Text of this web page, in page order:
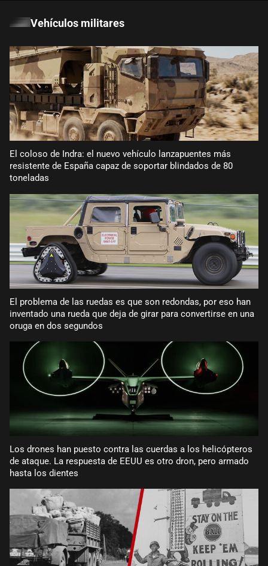
Vehículos militares
El coloso de Indra: el nuevo vehículo lanzapuentes más
resistente de España capaz de soportar blindados de 80
toneladas
El problema de las ruedas es que son redondas, por eso han
inventado una rueda que deja de girar para convertirse en una
oruga en dos segundos
Los drones han puesto contra las cuerdas a los helicópteros
de ataque. La respuesta de EEUU es otro dron, pero armado
hasta los dientes